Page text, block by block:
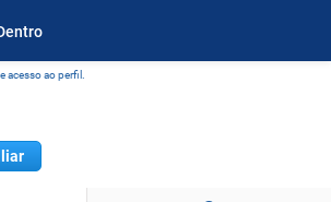
acesso ao perfil.